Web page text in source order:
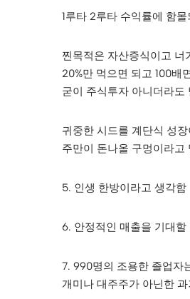
1루타 2루타 수익률에 함
찐목적은 자산증식이고 너
20%만 먹으면 되고 100배
굳이 주식투자 아니더라도
귀중한 시드를 계단식 성
주만이 돈나올 구멍이라고
5. 인생 한방이라고 생각함
6. 안정적인 매출을 기대
7. 990명의 조용한 졸업자
개미나 대주주가 아닌한